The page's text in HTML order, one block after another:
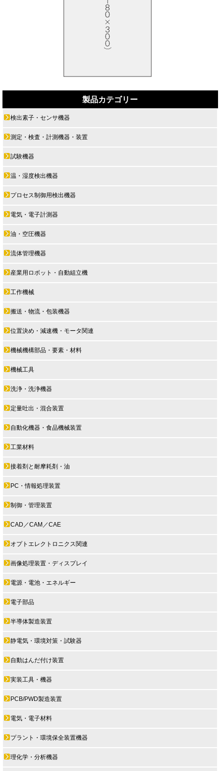
製品カテゴリー
検出素子・センサ機器
測定・検査・計測機器・装置
試験機器
温・湿度検出機器
プロセス制御用検出機器
電気・電子計測器
油・空圧機器
流体管理機器
産業用ロボット・自動組立機
工作機械
搬送・物流・包装機器
位置決め・減速機・モータ関連
機械機構部品・要素・材料
機械工具
洗浄・洗浄機器
定量吐出・混合装置
自動化機器・食品機械装置
工業材料
接着剤と耐摩耗剤・油
PC・情報処理装置
制御・管理装置
CAD／CAM／CAE
オプトエレクトロニクス関連
画像処理装置・ディスプレイ
電源・電池・エネルギー
電子部品
半導体製造装置
静電気・環境対策・試験器
自動はんだ付け装置
実装工具・機器
PCB/PWD製造装置
電気・電子材料
プラント・環境保全装置機器
理化学・分析機器